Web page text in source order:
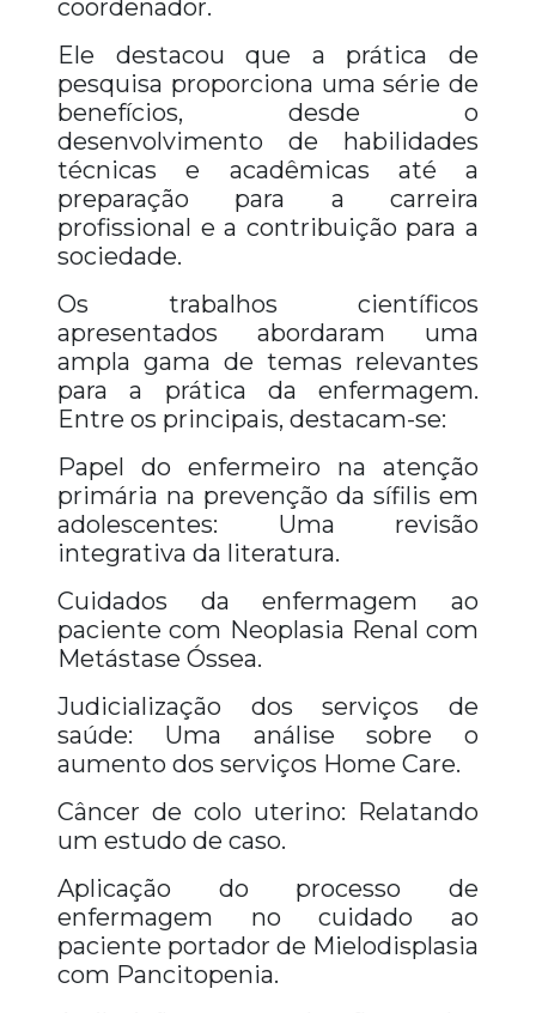
coordenador.
Ele destacou que a prática de
pesquisa proporciona uma série de
benefícios, desde o
desenvolvimento de habilidades
técnicas e acadêmicas até a
preparação para a carreira
profissional e a contribuição para a
sociedade.
Os trabalhos científicos
apresentados abordaram uma
ampla gama de temas relevantes
para a prática da enfermagem.
Entre os principais, destacam-se:
Papel do enfermeiro na atenção
primária na prevenção da sífilis em
adolescentes: Uma revisão
integrativa da literatura.
Cuidados da enfermagem ao
paciente com Neoplasia Renal com
Metástase Óssea.
Judicialização dos serviços de
saúde: Uma análise sobre o
aumento dos serviços Home Care.
Câncer de colo uterino: Relatando
um estudo de caso.
Aplicação do processo de
enfermagem no cuidado ao
paciente portador de Mielodisplasia
com Pancitopenia.